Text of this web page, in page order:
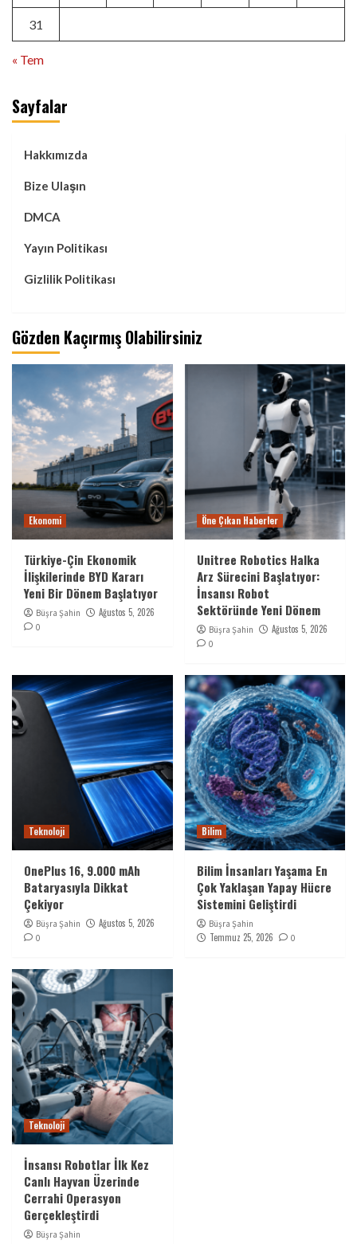
31
« Tem
Sayfalar
Hakkımızda
Bize Ulaşın
DMCA
Yayın Politikası
Gizlilik Politikası
Gözden Kaçırmış Olabilirsiniz
Ekonomi
Türkiye-Çin Ekonomik
İlişkilerinde BYD Kararı
Yeni Bir Dönem Başlatıyor
Büşra Şahin Ağustos 5, 2026
0
Öne Çıkan Haberler
Unitree Robotics Halka
Arz Sürecini Başlatıyor:
İnsansı Robot
Sektöründe Yeni Dönem
Büşra Şahin Ağustos 5, 2026
0
Teknoloji
OnePlus 16, 9.000 mAh
Bataryasıyla Dikkat
Çekiyor
Büşra Şahin Ağustos 5, 2026
0
Bilim
Bilim İnsanları Yaşama En
Çok Yaklaşan Yapay Hücre
Sistemini Geliştirdi
Büşra Şahin
Temmuz 25, 2026 0
Teknoloji
İnsansı Robotlar İlk Kez
Canlı Hayvan Üzerinde
Cerrahi Operasyon
Gerçekleştirdi
Büşra Şahin